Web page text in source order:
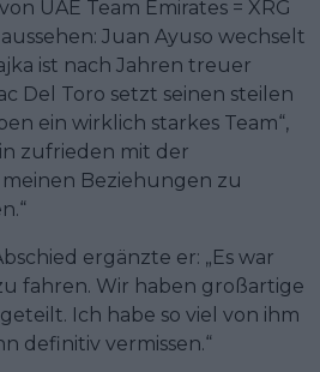
UAE Team Emirates = XRG
Juan Ayuso wechselt
ist nach Jahren treuer
Del Toro setzt seinen steilen
ein wirklich starkes Team“,
zufrieden mit der
Beziehungen zu
ergänzte er: „Es war
fahren. Wir haben großartige
Ich habe so viel von ihm
definitiv vermissen.“